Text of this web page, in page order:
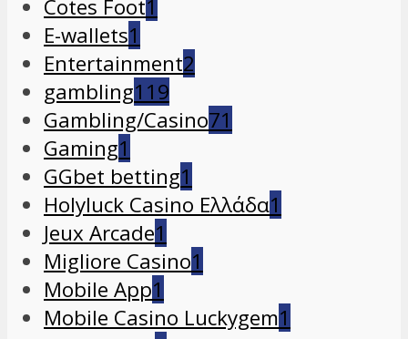
Cotes Foot1
E-wallets1
Entertainment2
gambling119
Gambling/Casino71
Gaming1
GGbet betting1
Holyluck Casino Ελλάδα1
Jeux Arcade1
Migliore Casino1
Mobile App1
Mobile Casino Luckygem1